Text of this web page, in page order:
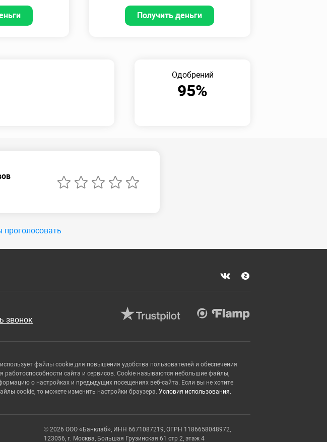
Получить деньги
Одобрений
95%
проголосовать
звонок
файлы cookie для повышения удобства пользователей и обеспечения
работоспособности сайта и сервисов. Cookie называются небольшие файлы,
о настройках и предыдущих посещениях веб-сайта. Если вы не хотите
cookie, то можете изменить настройки браузера. Условия использования.
© 2026 ООО «Банклаб», ИНН 6671087219, ОГРН 1186658048972,
123056, г. Москва, Большая Грузинская 61 стр 2, этаж 4